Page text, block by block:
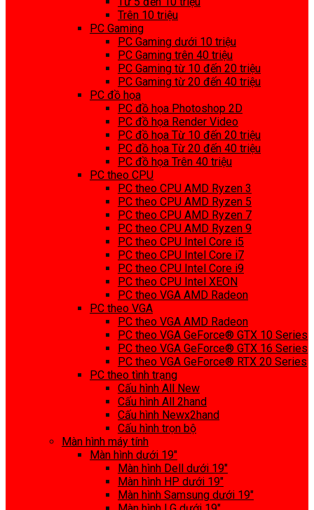
Trên 10 triệu
PC Gaming
PC Gaming dưới 10 triệu
PC Gaming trên 40 triệu
PC Gaming từ 10 đến 20 triệu
PC Gaming từ 20 đến 40 triệu
PC đồ họa
PC đồ họa Photoshop 2D
PC đồ họa Render Video
PC đồ họa Từ 10 đến 20 triệu
PC đồ họa Từ 20 đến 40 triệu
PC đồ họa Trên 40 triệu
PC theo CPU
PC theo CPU AMD Ryzen 3
PC theo CPU AMD Ryzen 5
PC theo CPU AMD Ryzen 7
PC theo CPU AMD Ryzen 9
PC theo CPU Intel Core i5
PC theo CPU Intel Core i7
PC theo CPU Intel Core i9
PC theo CPU Intel XEON
PC theo VGA AMD Radeon
PC theo VGA
PC theo VGA AMD Radeon
PC theo VGA GeForce® GTX 10 Series
PC theo VGA GeForce® GTX 16 Series
PC theo VGA GeForce® RTX 20 Series
PC theo tình trạng
Cấu hình All New
Cấu hình All 2hand
Cấu hình Newx2hand
Cấu hình trọn bộ
Màn hình máy tính
Màn hình dưới 19″
Màn hình Dell dưới 19″
Màn hình HP dưới 19″
Màn hình Samsung dưới 19″